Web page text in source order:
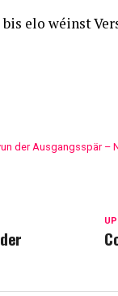
elo wéinst
der Ausgangsspär –